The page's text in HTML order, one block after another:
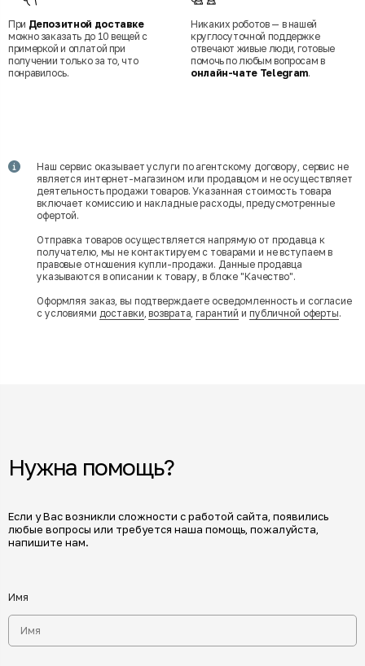
При Депозитной доставке
можно заказать до 10 вещей с
примеркой и оплатой при
получении только за то, что
понравилось.
Никаких роботов — в нашей
круглосуточной поддержке
отвечают живые люди, готовые
помочь по любым вопросам в
онлайн-чате Telegram.
Наш сервис оказывает услуги по агентскому договору, сервис не
является интернет-магазином или продавцом и не осуществляет
деятельность продажи товаров. Указанная стоимость товара
включает комиссию и накладные расходы, предусмотренные
офертой.
Отправка товаров осуществляется напрямую от продавца к
получателю, мы не контактируем с товарами и не вступаем в
правовые отношения купли-продажи. Данные продавца
указываются в описании к товару, в блоке "Качество".
Оформляя заказ, вы подтверждаете осведомленность и согласие
с условиями доставки,возврата,гарантий и публичной оферты.
Нужна помощь?
Если у Вас возникли сложности с работой сайта, появились
любые вопросы или требуется наша помощь, пожалуйста,
напишите нам.
Имя